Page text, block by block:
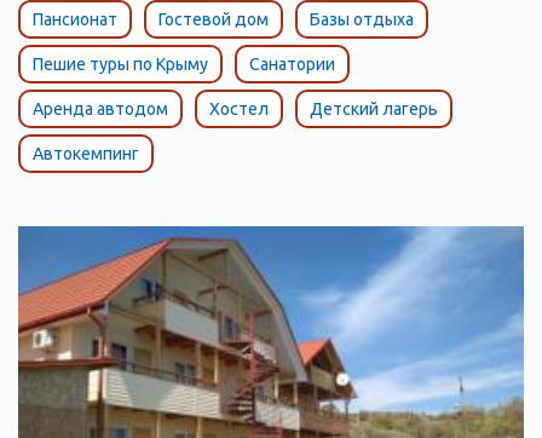
Пансионат Гостевой дом Базы отдыха
Пешие туры по Крыму Санатории
Аренда автодом Хостел Детский лагерь
Автокемпинг